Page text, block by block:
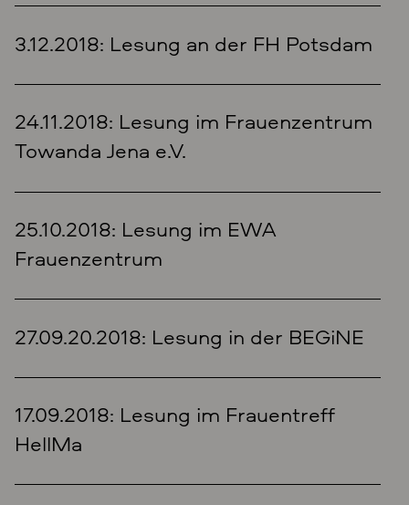
3.12.2018: Lesung an der FH Potsdam
24.11.2018: Lesung im Frauenzentrum
Towanda Jena e.V.
25.10.2018: Lesung im EWA
Frauenzentrum
27.09.20.2018: Lesung in der BEGiNE
17.09.2018: Lesung im Frauentreff
HellMa